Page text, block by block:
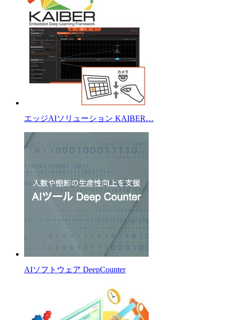
エッジAIソリューション KAIBER…
AIソフトウェア DeepCounter